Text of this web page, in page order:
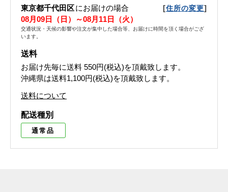
東京都千代田区にお届けの場合 [住所の変更]
08月09日（日）～08月11日（火）
交通状況・天候の影響や注文が集中した場合等、お届けに時間を頂く場合がござ
います。
送料
お届け先毎に送料 550円(税込)を頂戴致します。
沖縄県は送料1,100円(税込)を頂戴致します。
送料について
配送種別
通常品